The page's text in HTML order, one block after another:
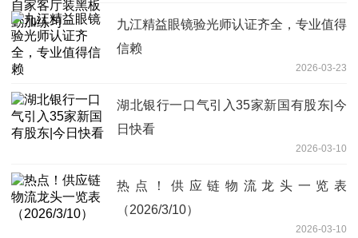
九江精益眼镜验光师认证齐全，专业值得
信赖
2026-03-23
湖北银行一口气引入35家新国有股东|今
日快看
2026-03-10
热点！供应链物流龙头一览表
（2026/3/10）
2026-03-10